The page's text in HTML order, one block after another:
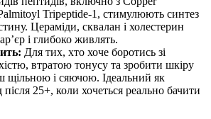
сонцезахисний крем після нанесення
відкриття — 12 місяців.
Tripeptide-1, стимулюють синтез
Цераміди, сквалан і холестерин
і глибоко живлять.
Для тих, хто хоче боротись зі
втратою тонусу та зробити шкіру
щільною і сяючою. Ідеальний як
після 25+, коли хочеться реально бачити